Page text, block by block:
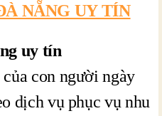
NẴNG UY TÍN
uy tín
con người ngày
dịch vụ phục vụ nhu